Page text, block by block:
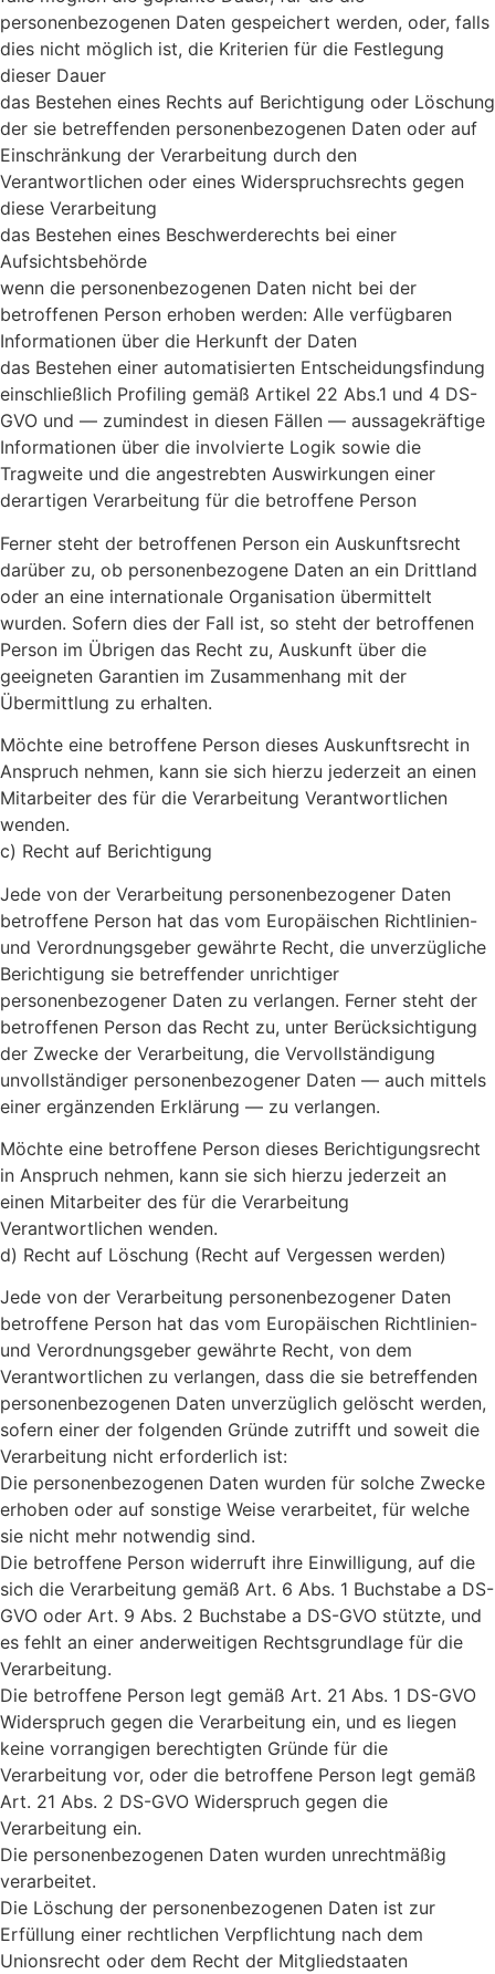
personenbezogenen Daten gespeichert werden, oder, falls
dies nicht möglich ist, die Kriterien für die Festlegung
dieser Dauer
das Bestehen eines Rechts auf Berichtigung oder Löschung
der sie betreffenden personenbezogenen Daten oder auf
Einschränkung der Verarbeitung durch den
Verantwortlichen oder eines Widerspruchsrechts gegen
diese Verarbeitung
das Bestehen eines Beschwerderechts bei einer
Aufsichtsbehörde
wenn die personenbezogenen Daten nicht bei der
betroffenen Person erhoben werden: Alle verfügbaren
Informationen über die Herkunft der Daten
das Bestehen einer automatisierten Entscheidungsfindung
einschließlich Profiling gemäß Artikel 22 Abs.1 und 4 DS-
GVO und — zumindest in diesen Fällen — aussagekräftige
Informationen über die involvierte Logik sowie die
Tragweite und die angestrebten Auswirkungen einer
derartigen Verarbeitung für die betroffene Person
Ferner steht der betroffenen Person ein Auskunftsrecht
darüber zu, ob personenbezogene Daten an ein Drittland
oder an eine internationale Organisation übermittelt
wurden. Sofern dies der Fall ist, so steht der betroffenen
Person im Übrigen das Recht zu, Auskunft über die
geeigneten Garantien im Zusammenhang mit der
Übermittlung zu erhalten.
Möchte eine betroffene Person dieses Auskunftsrecht in
Anspruch nehmen, kann sie sich hierzu jederzeit an einen
Mitarbeiter des für die Verarbeitung Verantwortlichen
wenden.
c) Recht auf Berichtigung
Jede von der Verarbeitung personenbezogener Daten
betroffene Person hat das vom Europäischen Richtlinien-
und Verordnungsgeber gewährte Recht, die unverzügliche
Berichtigung sie betreffender unrichtiger
personenbezogener Daten zu verlangen. Ferner steht der
betroffenen Person das Recht zu, unter Berücksichtigung
der Zwecke der Verarbeitung, die Vervollständigung
unvollständiger personenbezogener Daten — auch mittels
einer ergänzenden Erklärung — zu verlangen.
Möchte eine betroffene Person dieses Berichtigungsrecht
in Anspruch nehmen, kann sie sich hierzu jederzeit an
einen Mitarbeiter des für die Verarbeitung
Verantwortlichen wenden.
d) Recht auf Löschung (Recht auf Vergessen werden)
Jede von der Verarbeitung personenbezogener Daten
betroffene Person hat das vom Europäischen Richtlinien-
und Verordnungsgeber gewährte Recht, von dem
Verantwortlichen zu verlangen, dass die sie betreffenden
personenbezogenen Daten unverzüglich gelöscht werden,
sofern einer der folgenden Gründe zutrifft und soweit die
Verarbeitung nicht erforderlich ist:
Die personenbezogenen Daten wurden für solche Zwecke
erhoben oder auf sonstige Weise verarbeitet, für welche
sie nicht mehr notwendig sind.
Die betroffene Person widerruft ihre Einwilligung, auf die
sich die Verarbeitung gemäß Art. 6 Abs. 1 Buchstabe a DS-
GVO oder Art. 9 Abs. 2 Buchstabe a DS-GVO stützte, und
es fehlt an einer anderweitigen Rechtsgrundlage für die
Verarbeitung.
Die betroffene Person legt gemäß Art. 21 Abs. 1 DS-GVO
Widerspruch gegen die Verarbeitung ein, und es liegen
keine vorrangigen berechtigten Gründe für die
Verarbeitung vor, oder die betroffene Person legt gemäß
Art. 21 Abs. 2 DS-GVO Widerspruch gegen die
Verarbeitung ein.
Die personenbezogenen Daten wurden unrechtmäßig
verarbeitet.
Die Löschung der personenbezogenen Daten ist zur
Erfüllung einer rechtlichen Verpflichtung nach dem
Unionsrecht oder dem Recht der Mitgliedstaaten